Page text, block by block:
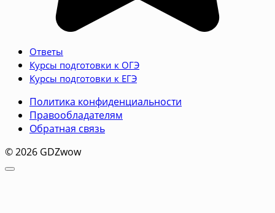
Ответы
Курсы подготовки к ОГЭ
Курсы подготовки к ЕГЭ
Политика конфиденциальности
Правообладателям
Обратная связь
© 2026 GDZwow